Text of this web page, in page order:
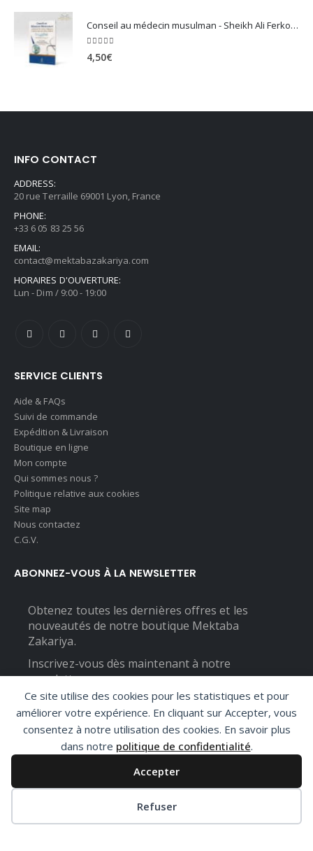
Ce site utilise des cookies pour les statistiques et pour
améliorer votre expérience. En cliquant sur Accepter, vous
consentez à notre utilisation des cookies. En savoir plus
dans notre politique de confidentialité.
Accepter
Refuser
Conseil au médecin musulman - Sheikh Ali Ferkous
5.00sur 5
4,50€
INFO CONTACT
ADDRESS:
20 rue Terraille 69001 Lyon, France
PHONE:
+33 6 05 83 25 56
EMAIL:
contact@mektabazakariya.com
HORAIRES D'OUVERTURE:
Lun - Dim / 9:00 - 19:00
SERVICE CLIENTS
Aide & FAQs
Suivi de commande
Expédition & Livraison
Boutique en ligne
Mon compte
Qui sommes nous ?
Politique relative aux cookies
Site map
Nous contactez
C.G.V.
ABONNEZ-VOUS À LA NEWSLETTER
Obtenez toutes les dernières offres et les
nouveautés de notre boutique Mektaba
Zakariya.
Inscrivez-vous dès maintenant à notre